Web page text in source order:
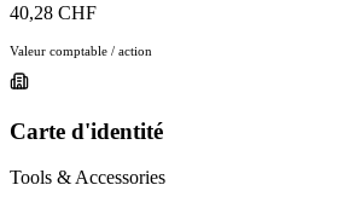
40,28 CHF
Valeur comptable / action
Carte d'identité
Tools & Accessories